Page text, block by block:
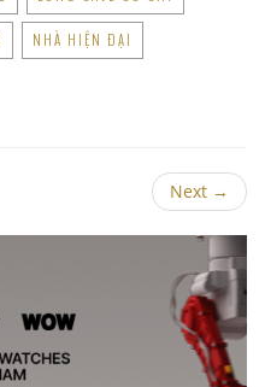
NHÀ HIỆN ĐẠI
Next →